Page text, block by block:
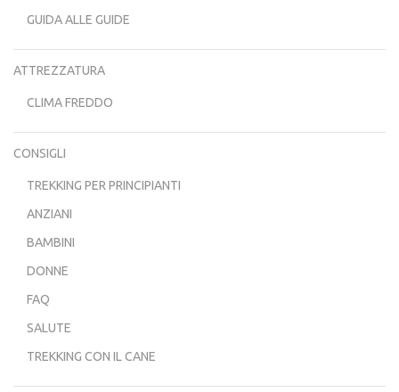
GUIDA ALLE GUIDE
ATTREZZATURA
CLIMA FREDDO
CONSIGLI
TREKKING PER PRINCIPIANTI
ANZIANI
BAMBINI
DONNE
FAQ
SALUTE
TREKKING CON IL CANE